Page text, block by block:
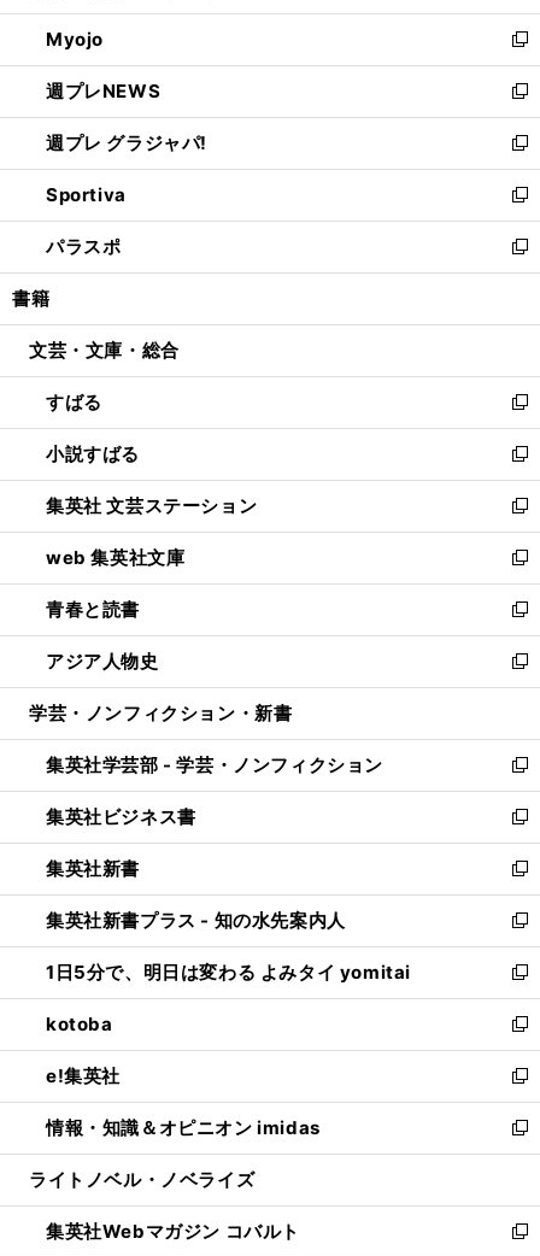
開
く
ウ
で
開
く
ン
ド
ウ
で
開
く
ウ
ィ
ン
ド
ウ
で
開
く
Myojo
新
し
い
ウ
ィ
ン
ド
ウ
で
開
週プレNEWS
新
し
い
ウ
ィ
ン
ド
ウ
開
週プレ グラジャパ!
新
し
い
ウ
ィ
ン
ウ
開
く
Sportiva
新
し
い
ウ
ン
ウ
で
開
く
パラスポ
新
し
ウ
ン
ド
ウ
で
開
く
書籍
文芸・文庫・総合
すばる
新
し
い
ウ
ィ
ン
ド
ウ
で
開
く
小説すばる
新
し
い
ウ
ィ
ン
ド
ウ
で
開
集英社 文芸ステーション
新
し
い
ウ
ィ
ン
ド
ウ
開
く
web 集英社文庫
新
し
い
ウ
ィ
ン
ウ
で
開
く
青春と読書
新
し
い
ウ
ン
ド
ウ
で
開
く
アジア人物史
新
し
ウ
ィ
ン
ド
ウ
で
開
く
学芸・ノンフィクション・新書
集英社学芸部 - 学芸・ノンフィクション
新
し
い
ウ
ィ
ン
ド
ウ
で
開
く
集英社ビジネス書
新
し
い
ウ
ィ
ン
ド
ウ
で
開
く
集英社新書
新
し
い
ウ
ィ
ン
ド
ウ
で
開
く
集英社新書プラス - 知の水先案内人
新
し
い
ウ
ィ
ン
ド
ウ
で
開
1日5分で、明日は変わる よみタイ yomitai
新
し
い
ウ
ィ
ン
ド
ウ
開
く
kotoba
新
し
い
ウ
ィ
ン
ウ
で
e!集英社
新
し
い
ウ
ン
ド
情報・知識＆オピニオン imidas
新
し
ウ
ィ
ライトノベル・ノベライズ
集英社Webマガジン コバルト
新